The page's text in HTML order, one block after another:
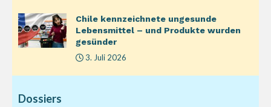
Chile kennzeichnete ungesunde
Lebensmittel – und Produkte wurden
gesünder
3. Juli 2026
Dossiers